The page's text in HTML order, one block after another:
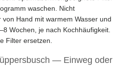
waschen. Nicht
Hand mit warmem Wasser und
Wochen, je nach Kochhäufigkeit.
Filter ersetzen.
— Einweg oder